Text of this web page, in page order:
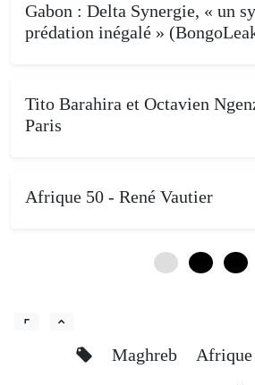
Gabon : Delta Synergie, « un
prédation inégalé »
Tito Barahira et Octavien
Paris
Afrique 50 - René Vautier
Maghreb Afrique